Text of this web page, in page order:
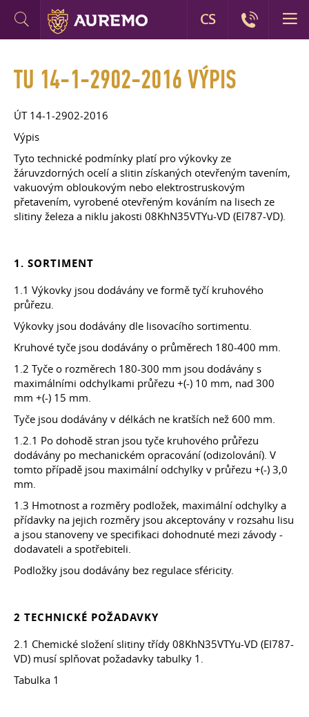
TU 14-1-2902-2016 VÝPIS
ÚT 14-1-2902-2016
Výpis
Tyto technické podmínky platí pro výkovky ze
žáruvzdorných ocelí a slitin získaných otevřeným tavením,
vakuovým obloukovým nebo elektrostruskovým
přetavením, vyrobené otevřeným kováním na lisech ze
slitiny železa a niklu jakosti 08KhN35VTYu-VD (EI787-VD).
1. SORTIMENT
1.1 Výkovky jsou dodávány ve formě tyčí kruhového
průřezu.
Výkovky jsou dodávány dle lisovacího sortimentu.
Kruhové tyče jsou dodávány o průměrech 180-400 mm.
1.2 Tyče o rozměrech 180-300 mm jsou dodávány s
maximálními odchylkami průřezu +(-) 10 mm, nad 300
mm +(-) 15 mm.
Tyče jsou dodávány v délkách ne kratších než 600 mm.
1.2.1 Po dohodě stran jsou tyče kruhového průřezu
dodávány po mechanickém opracování (odizolování). V
tomto případě jsou maximální odchylky v průřezu +(-) 3,0
mm.
1.3 Hmotnost a rozměry podložek, maximální odchylky a
přídavky na jejich rozměry jsou akceptovány v rozsahu lisu
a jsou stanoveny ve specifikaci dohodnuté mezi závody -
dodavateli a spotřebiteli.
Podložky jsou dodávány bez regulace sféricity.
2 TECHNICKÉ POŽADAVKY
2.1 Chemické složení slitiny třídy 08KhN35VTYu-VD (EI787-
VD) musí splňovat požadavky tabulky 1.
Tabulka 1
CS